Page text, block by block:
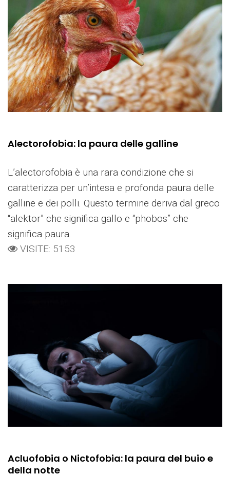
Alectorofobia: la paura delle galline
L’alectorofobia è una rara condizione che si
caratterizza per un’intesa e profonda paura delle
galline e dei polli. Questo termine deriva dal greco
“alektor” che significa gallo e “phobos” che
significa paura.
VISITE: 5153
Acluofobia o Nictofobia: la paura del buio e
della notte